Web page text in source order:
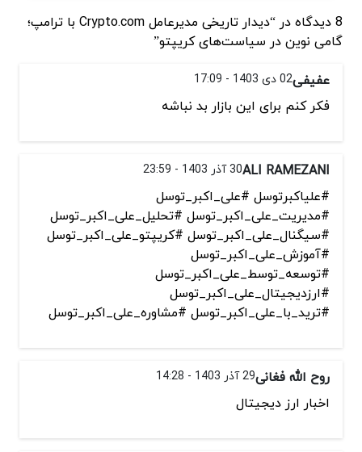
8 دیدگاه در “دیدار تاریخی مدیرعامل Crypto.com با ترامپ؛
گامی نوین در سیاست‌های کریپتو”
عفیفی02 دی 1403 - 17:09
فکر کنم برای این بازار بد نباشه
ALI RAMEZANI30 آذر 1403 - 23:59
#علیاکبرتوسل #علی_اکبر_توسل
#مدیریت_علی_اکبر_توسل #تحلیل_علی_اکبر_توسل
#سیگنال_علی_اکبر_توسل #کریپتو_علی_اکبر_توسل
#آموزش_علی_اکبر_توسل
#توسعه_توسط_علی_اکبر_توسل
#ارزدیجیتال_علی_اکبر_توسل
#ترید_با_علی_اکبر_توسل #مشاوره_علی_اکبر_توسل
روح الله فغانی29 آذر 1403 - 14:28
اخبار ارز دیجیتال